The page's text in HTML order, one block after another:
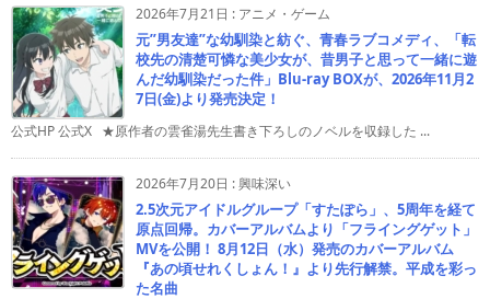
2026年7月21日 : アニメ・ゲーム
元”男友達”な幼馴染と紡ぐ、青春ラブコメディ、「転
校先の清楚可憐な美少女が、昔男子と思って一緒に遊
んだ幼馴染だった件」Blu-ray BOXが、2026年11月2
7日(金)より発売決定！
公式HP 公式X ★原作者の雲雀湯先生書き下ろしのノベルを収録した ...
2026年7月20日 :興味深い
2.5次元アイドルグループ「すたぽら」、5周年を経て
原点回帰。カバーアルバムより「フライングゲット」
MVを公開！ 8月12日（水）発売のカバーアルバム
『あの頃せれくしょん！』より先行解禁。平成を彩っ
た名曲